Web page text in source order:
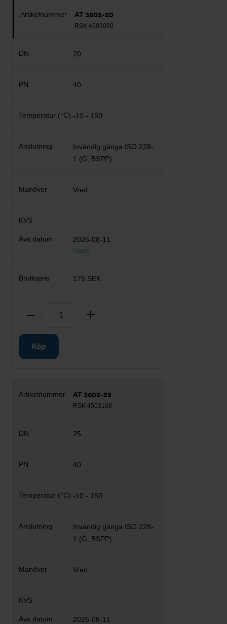
AT 3602-20
RSK 4503090
20
40
-10 - 150
Invändig gänga ISO 228-
1 (G, BSPP)
Vred
2026-08-11
I lager
175 SEK
Ta bort
Köp
AT 3602-25
RSK 4503108
25
40
-10 - 150
Invändig gänga ISO 228-
1 (G, BSPP)
Vred
2026-08-11